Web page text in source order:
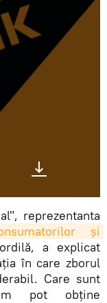
reprezentanta
și
a explicat
în care zborul
Care sunt
pot obține